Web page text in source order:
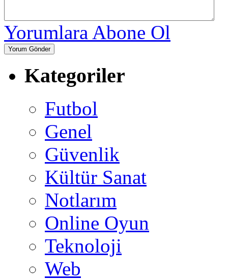
Yorumlara Abone Ol
Kategoriler
Futbol
Genel
Güvenlik
Kültür Sanat
Notlarım
Online Oyun
Teknoloji
Web